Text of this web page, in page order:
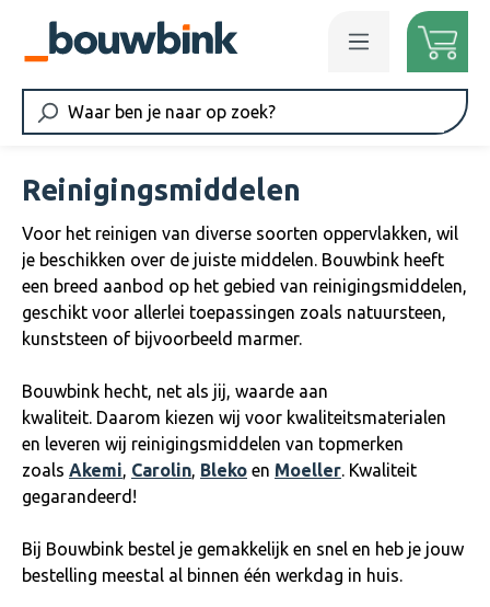
Ga naar de hoofdinhoud
Reinigingsmiddelen
Voor het reinigen van diverse soorten oppervlakken, wil
je beschikken over de juiste middelen. Bouwbink heeft
een breed aanbod op het gebied van reinigingsmiddelen,
geschikt voor allerlei toepassingen zoals natuursteen,
kunststeen of bijvoorbeeld marmer.
Bouwbink hecht, net als jij, waarde aan
kwaliteit. Daarom kiezen wij voor kwaliteitsmaterialen
en leveren wij reinigingsmiddelen van topmerken
zoals Akemi, Carolin, Bleko en Moeller. Kwaliteit
gegarandeerd!
Bij Bouwbink bestel je gemakkelijk en snel en heb je jouw
bestelling meestal al binnen één werkdag in huis.